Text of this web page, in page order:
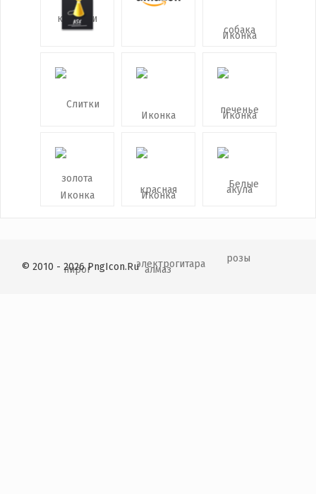
© 2010 - 2026 PngIcon.Ru